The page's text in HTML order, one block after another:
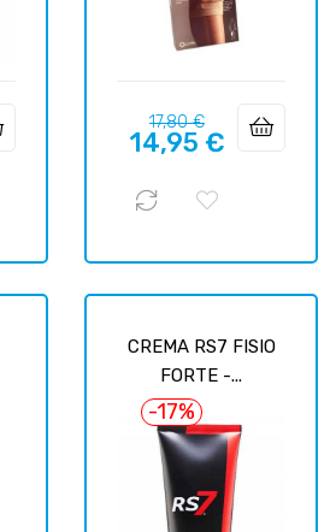
Precio
regular
17,80 €Precio
14,95 €
CREMA RS7 FISIO
FORTE -...
-17%